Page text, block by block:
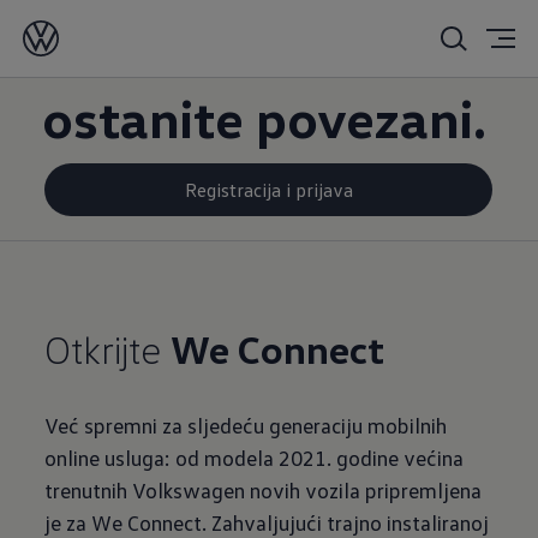
ostanite povezani.
Registracija i prijava
Otkrijte We Connect
Već spremni za sljedeću generaciju mobilnih
online usluga: od modela 2021. godine većina
trenutnih Volkswagen novih vozila pripremljena
je za We Connect. Zahvaljujući trajno instaliranoj